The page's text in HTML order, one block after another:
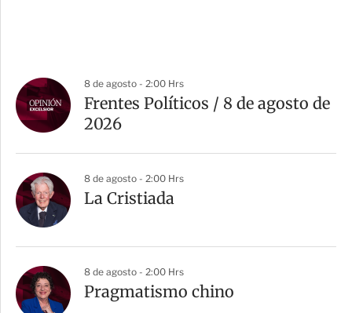
8 de agosto - 2:00 Hrs
Frentes Políticos / 8 de agosto de
2026
8 de agosto - 2:00 Hrs
La Cristiada
8 de agosto - 2:00 Hrs
Pragmatismo chino